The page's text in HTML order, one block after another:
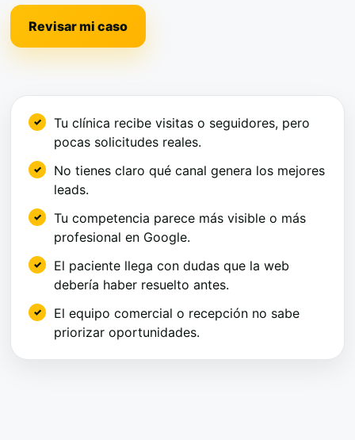
Revisar mi caso
Tu clínica recibe visitas o seguidores, pero
pocas solicitudes reales.
No tienes claro qué canal genera los mejores
leads.
Tu competencia parece más visible o más
profesional en Google.
El paciente llega con dudas que la web
debería haber resuelto antes.
El equipo comercial o recepción no sabe
priorizar oportunidades.